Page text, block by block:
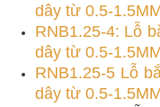
dây từ 0.5-
RNB1.25-4: Lỗ
dây từ 0.5-
RNB1.25-5 Lỗ
dây từ 0.5-